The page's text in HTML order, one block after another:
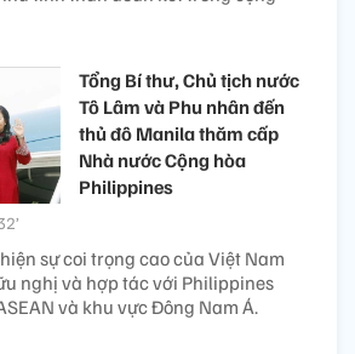
Tổng Bí thư, Chủ tịch nước
Tô Lâm và Phu nhân đến
thủ đô Manila thăm cấp
Nhà nước Cộng hòa
Philippines
sự coi trọng cao của Việt Nam
nghị và hợp tác với Philippines
và khu vực Đông Nam Á.